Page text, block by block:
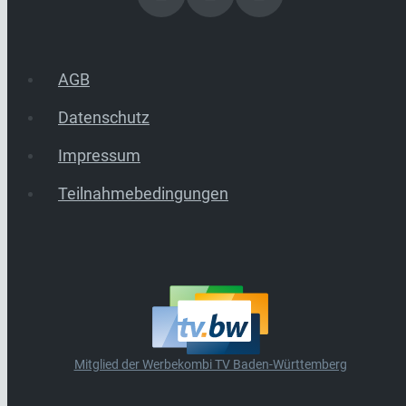
AGB
Datenschutz
Impressum
Teilnahmebedingungen
Mitglied der Werbekombi TV Baden-Württemberg